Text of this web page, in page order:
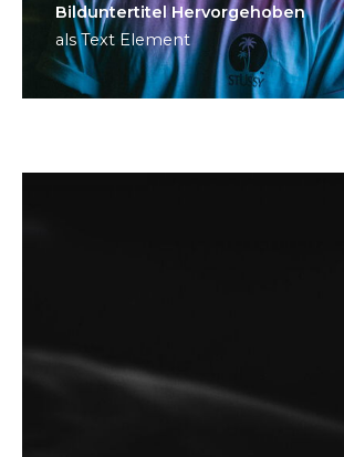
Bild­unter­titel Hervorgehoben
als Text Element